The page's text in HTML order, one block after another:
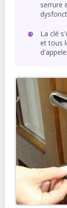
serrure
La clé
et tous